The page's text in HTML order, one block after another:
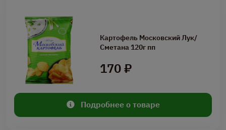
Картофель Московский Лук/
Сметана 120г пп
170 ₽
Подробнее о товаре